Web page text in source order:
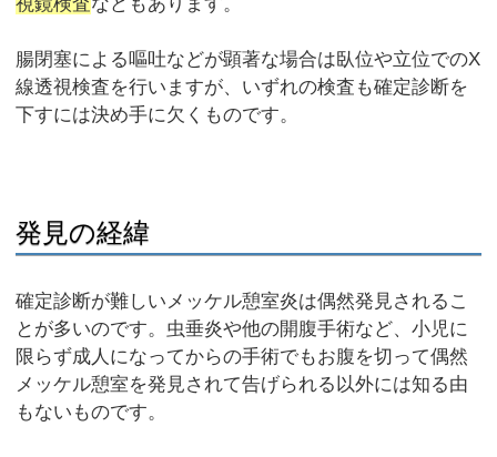
腸閉塞による嘔吐などが顕著な場合は臥位や立位でのX
線透視検査を行いますが、いずれの検査も確定診断を
下すには決め手に欠くものです。
発見の経緯
確定診断が難しいメッケル憩室炎は偶然発見されるこ
とが多いのです。虫垂炎や他の開腹手術など、小児に
限らず成人になってからの手術でもお腹を切って偶然
メッケル憩室を発見されて告げられる以外には知る由
もないものです。